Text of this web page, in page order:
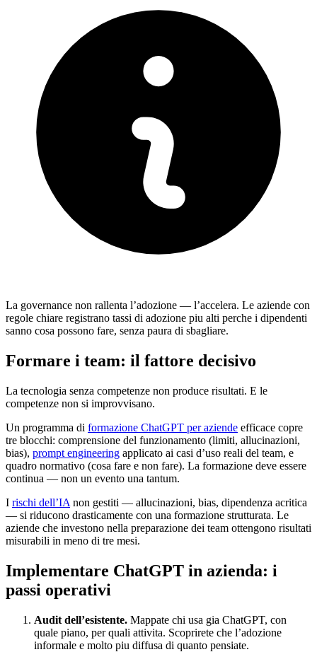
La governance non rallenta l’adozione — l’accelera. Le aziende con
regole chiare registrano tassi di adozione piu alti perche i dipendenti
sanno cosa possono fare, senza paura di sbagliare.
Formare i team: il fattore decisivo
La tecnologia senza competenze non produce risultati. E le
competenze non si improvvisano.
Un programma di formazione ChatGPT per aziende efficace copre
tre blocchi: comprensione del funzionamento (limiti, allucinazioni,
bias), prompt engineering applicato ai casi d’uso reali del team, e
quadro normativo (cosa fare e non fare). La formazione deve essere
continua — non un evento una tantum.
I rischi dell’IA non gestiti — allucinazioni, bias, dipendenza acritica
— si riducono drasticamente con una formazione strutturata. Le
aziende che investono nella preparazione dei team ottengono risultati
misurabili in meno di tre mesi.
Implementare ChatGPT in azienda: i
passi operativi
Audit dell’esistente. Mappate chi usa gia ChatGPT, con
quale piano, per quali attivita. Scoprirete che l’adozione
informale e molto piu diffusa di quanto pensiate.